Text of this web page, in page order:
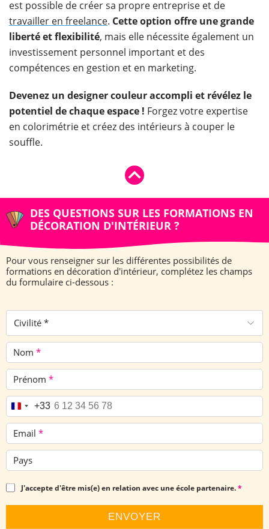
est possible de créer sa propre entreprise et de
travailler en freelance. Cette option offre une grande
liberté et flexibilité, mais elle nécessite également un
investissement personnel important et des
compétences en gestion et en marketing.
Devenez un designer couleur accompli et révélez le
potentiel de chaque espace ! Forgez votre expertise
en colorimétrie et créez des intérieurs à couper le
souffle.
DES QUESTIONS SUR LES FORMATIONS EN
DÉCORATION D'INTÉRIEUR ?
Pour vous renseigner sur les différentes possibilités de
formations en décoration d'intérieur, complétez les champs
du formulaire ci-dessous :
Civilité *
Nom *
Prénom *
Téléphone *
+33
Email *
Pays
J'accepte d'être mis(e) en relation avec une école partenaire.*
ENVOYER